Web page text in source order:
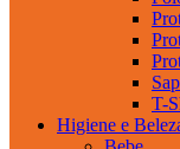
T-
Higiene e